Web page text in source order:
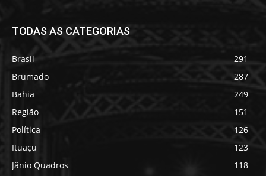
TODAS AS CATEGORIAS
Brasil
291
Brumado
287
Bahia
249
Região
151
Política
126
Ituaçu
123
Jânio Quadros
118